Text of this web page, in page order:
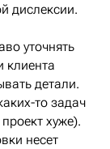
дислексии.
уточнять
клиента
детали.
то задач
хуже).
несет